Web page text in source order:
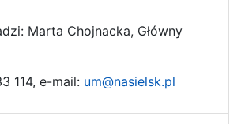
Marta Chojnacka, Główny
114, e-mail: um@nasielsk.pl